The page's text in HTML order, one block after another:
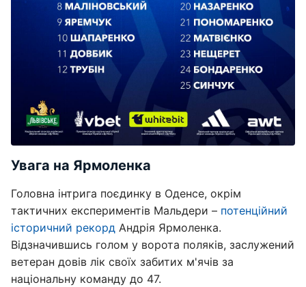
Увага на Ярмоленка
Головна інтрига поєдинку в Оденсе, окрім
тактичних експериментів Мальдери – потенційний
історичний рекорд Андрія Ярмоленка.
Відзначившись голом у ворота поляків, заслужений
ветеран довів лік своїх забитих м'ячів за
національну команду до 47.